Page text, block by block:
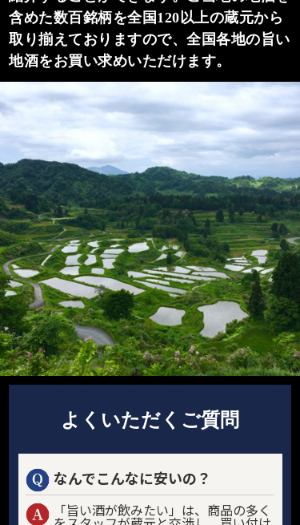
含めた数百銘柄を全国120以上の蔵元から
取り揃えておりますので、全国各地の旨い
地酒をお買い求めいただけます。
よくいただくご質問
なんでこんなに安いの？
「旨い酒が飲みたい」は、商品の多く